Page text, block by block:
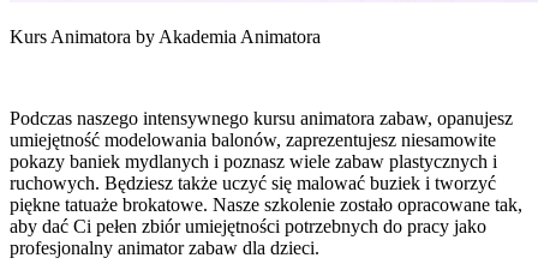
Kurs Animatora by Akademia Animatora
Podczas naszego intensywnego kursu animatora zabaw, opanujesz
umiejętność modelowania balonów, zaprezentujesz niesamowite
pokazy baniek mydlanych i poznasz wiele zabaw plastycznych i
ruchowych. Będziesz także uczyć się malować buziek i tworzyć
piękne tatuaże brokatowe. Nasze szkolenie zostało opracowane tak,
aby dać Ci pełen zbiór umiejętności potrzebnych do pracy jako
profesjonalny animator zabaw dla dzieci.